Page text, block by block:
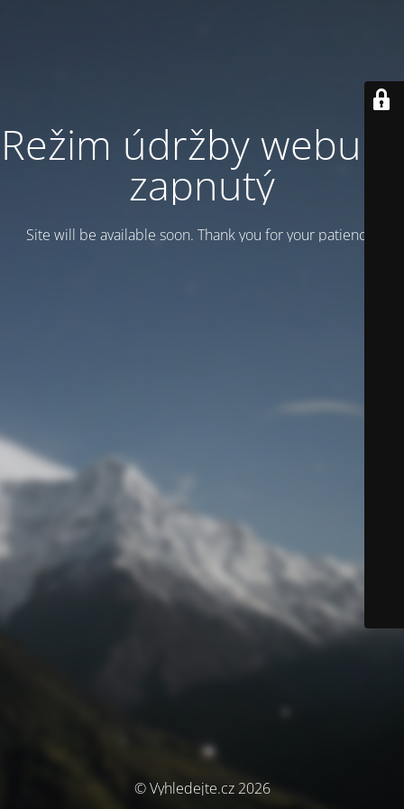
Režim údržby webu je
zapnutý
Site will be available soon. Thank you for your patience!
© Vyhledejte.cz 2026